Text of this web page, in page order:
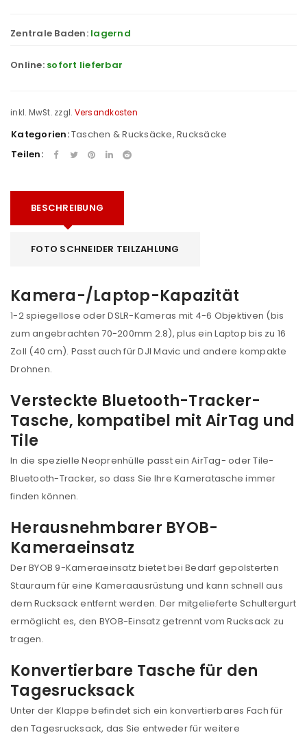
Zentrale Baden: lagernd
Online: sofort lieferbar
inkl. MwSt. zzgl. Versandkosten
Kategorien:Taschen & Rucksäcke, Rucksäcke
Teilen:
BESCHREIBUNG
FOTO SCHNEIDER TEILZAHLUNG
Kamera-/Laptop-Kapazität
1-2 spiegellose oder DSLR-Kameras mit 4-6 Objektiven (bis
zum angebrachten 70-200mm 2.8), plus ein Laptop bis zu 16
Zoll (40 cm). Passt auch für DJI Mavic und andere kompakte
Drohnen.
Versteckte Bluetooth-Tracker-
Tasche, kompatibel mit AirTag und
Tile
In die spezielle Neoprenhülle passt ein AirTag- oder Tile-
Bluetooth-Tracker, so dass Sie Ihre Kameratasche immer
finden können.
Herausnehmbarer BYOB-
Kameraeinsatz
Der BYOB 9-Kameraeinsatz bietet bei Bedarf gepolsterten
Stauraum für eine Kameraausrüstung und kann schnell aus
dem Rucksack entfernt werden. Der mitgelieferte Schultergurt
ermöglicht es, den BYOB-Einsatz getrennt vom Rucksack zu
tragen.
Konvertierbare Tasche für den
Tagesrucksack
Unter der Klappe befindet sich ein konvertierbares Fach für
den Tagesrucksack, das Sie entweder für weitere